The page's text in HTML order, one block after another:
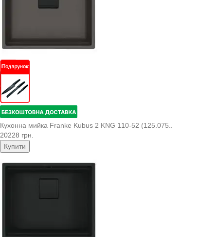
Кухонна мийка Franke Kubus 2 KNG 110-52 (125.075..
20228 грн.
Купити